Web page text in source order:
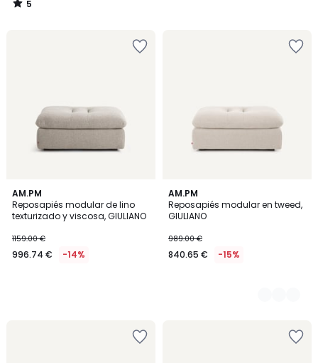
5
/
AM.PM
Reposapiés modular de lino
texturizado y viscosa, GIULIANO
1159.00 €
996.74 € -14%
AM.PM
Reposapiés modular en tweed,
GIULIANO
989.00 €
840.65 € -15%
3
Colores